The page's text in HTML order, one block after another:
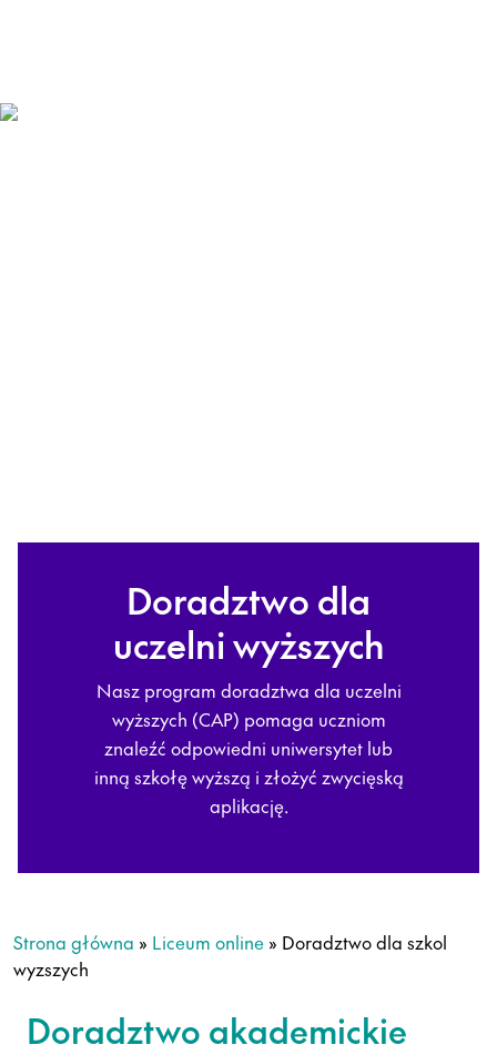
Doradztwo dla
uczelni wyższych
Nasz program doradztwa dla uczelni
wyższych (CAP) pomaga uczniom
znaleźć odpowiedni uniwersytet lub
inną szkołę wyższą i złożyć zwycięską
aplikację.
Strona główna » Liceum online » Doradztwo dla szkol
wyzszych
Doradztwo akademickie